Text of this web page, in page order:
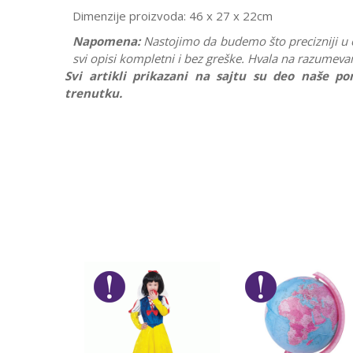
Dimenzije proizvoda: 46 x 27 x 22cm
Napomena: Nastojimo da budemo što precizniji
svi opisi kompletni i bez greške. Hvala na
Svi artikli prikazani na sajtu su deo naše
trenutku.
POŠALJI